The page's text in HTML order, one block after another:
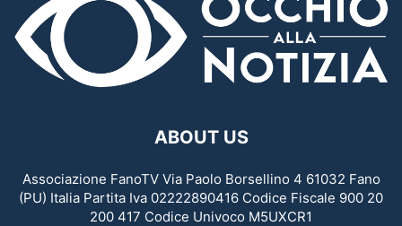
ABOUT US
Associazione FanoTV Via Paolo Borsellino 4 61032 Fano
(PU) Italia Partita Iva 02222890416 Codice Fiscale 900 20
200 417 Codice Univoco M5UXCR1